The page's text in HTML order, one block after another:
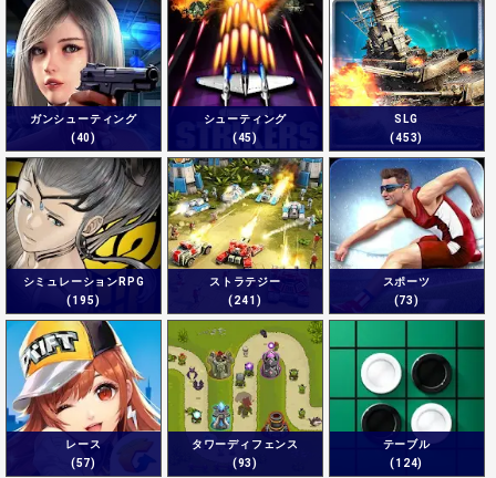
ガンシューティング
(40)
シューティング
(45)
SLG
(453)
シミュレーションRPG
(195)
ストラテジー
(241)
スポーツ
(73)
レース
(57)
タワーディフェンス
(93)
テーブル
(124)